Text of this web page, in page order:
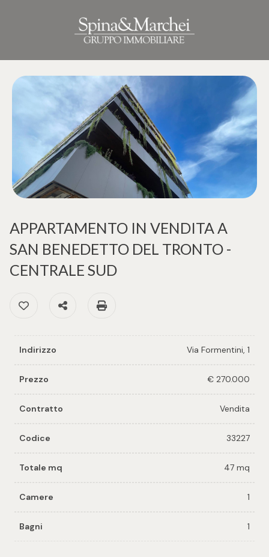
APPARTAMENTO IN VENDITA A
SAN BENEDETTO DEL TRONTO -
CENTRALE SUD
Preferiti: Cod. 33227
Condividi
Indirizzo Via Formentini, 1
Prezzo € 270.000
Contratto Vendita
Codice 33227
Totale mq 47 mq
Camere 1
Bagni 1
I nostri
cantieri
Cosa
facciamo
Valuta e
tuo
Contratto
Qualsiasi
Vendita
Affitto
Scegli
dove
cercare
Provincia
Tipologia
multiscelta
Qualsiasi